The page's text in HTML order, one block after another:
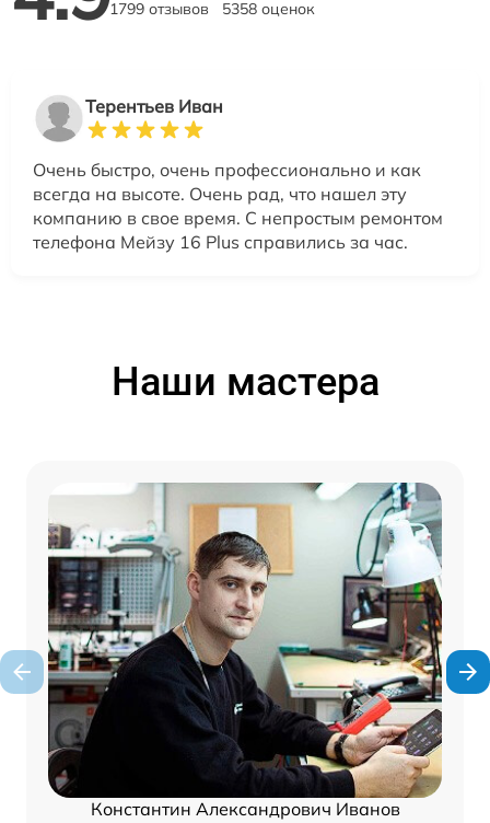
1799 отзывов 5358 оценок
Терентьев Иван
Очень быстро, очень профессионально и как
всегда на высоте. Очень рад, что нашел эту
компанию в свое время. С непростым ремонтом
телефона Мейзу 16 Plus справились за час.
Наши мастера
Константин Александрович Иванов